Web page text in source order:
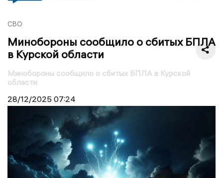
СВО
Минобороны сообщило о сбитых БПЛА
в Курской области
Минобороны сообщило о сбитых БПЛА в Курской
области
28/12/2025 07:24